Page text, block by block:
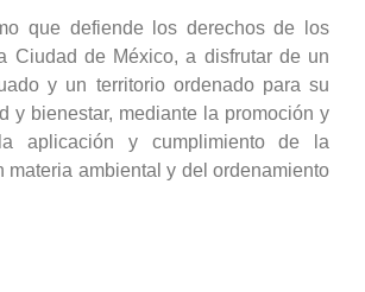
que defiende los derechos de los
Ciudad de México, a disfrutar de un
y un territorio ordenado para su
y bienestar, mediante la promoción y
aplicación y cumplimiento de la
materia ambiental y del ordenamiento